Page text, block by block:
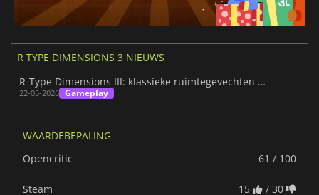
R TYPE DIMENSIONS 3 NIEUWS
R-Type Dimensions III: klassieke ruimtegevechten keren terug
22-05-2026 Gameplay
WAARDEBEPALING
Opencritic
61 / 100
Steam 15 / 30